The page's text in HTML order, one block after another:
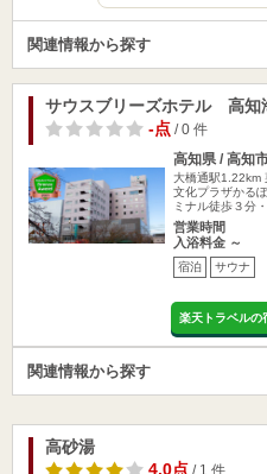
関連情報から探す
サウスブリーズホテル 高知
-点/ 0 件
高知県 / 高知
大橋通駅1.22km
文化プラザかる
ミナル徒歩３分
営業時間
入浴料金 ～
宿泊 サウナ
楽天トラベルの
関連情報から探す
高砂湯
4.0点/ 1 件